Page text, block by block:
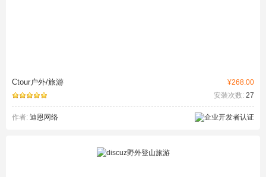
¥268.00
Ctour户外/旅游
安装次数: 27
作者: 迪恩网络